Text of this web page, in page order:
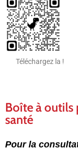
Téléchargez la !
Boîte à outils
santé
Pour la